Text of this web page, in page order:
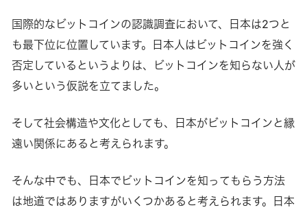
国際的なビットコインの認識調査において、日本は2つと
も最下位に位置しています。日本人はビットコインを強く
否定しているというよりは、ビットコインを知らない人が
多いという仮説を立てました。
そして社会構造や文化としても、日本がビットコインと縁
遠い関係にあると考えられます。
そんな中でも、日本でビットコインを知ってもらう方法
は地道ではありますがいくつかあると考えられます。日本